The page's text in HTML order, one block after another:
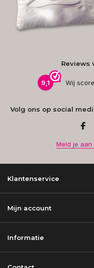
Reviews
9,1 Wij
Volg ons op social
Meld je
Klantenservice
Mijn account
Informatie